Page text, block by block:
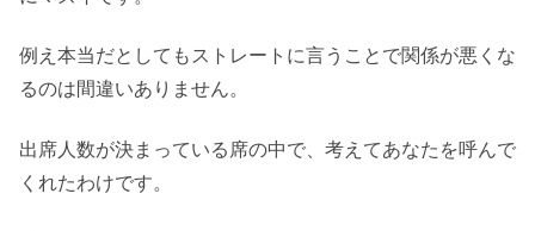
例え本当だとしてもストレートに言うことで関係が悪くな
るのは間違いありません。
出席人数が決まっている席の中で、考えてあなたを呼んで
くれたわけです。